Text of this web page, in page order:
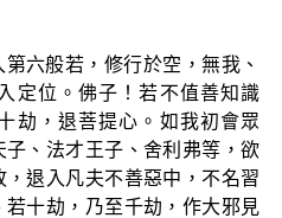
第六般若，修行於空，無我、
定位。佛子！若不值善知識
劫，退菩提心。如我初會眾
、法才王子、舍利弗等，欲
退入凡夫不善惡中，不名習
十劫，乃至千劫，作大邪見